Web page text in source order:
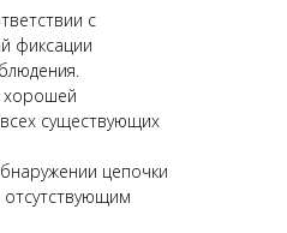
с
фиксации
хорошей
существующих
цепочки